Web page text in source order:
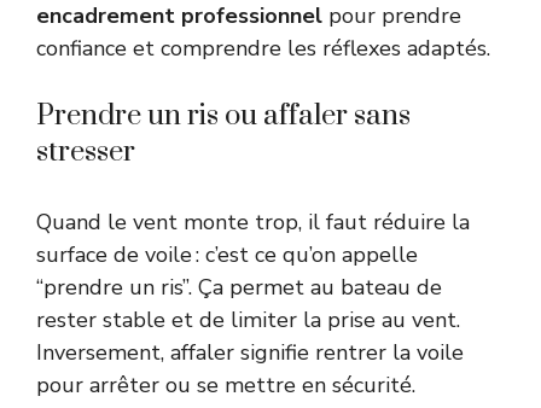
encadrement professionnel pour prendre
confiance et comprendre les réflexes adaptés.
Prendre un ris ou affaler sans
stresser
Quand le vent monte trop, il faut réduire la
surface de voile : c’est ce qu’on appelle
“prendre un ris”. Ça permet au bateau de
rester stable et de limiter la prise au vent.
Inversement, affaler signifie rentrer la voile
pour arrêter ou se mettre en sécurité.